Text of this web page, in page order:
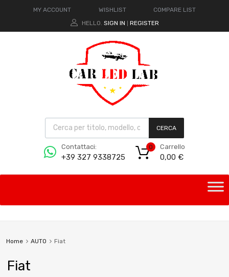
MY ACCOUNT WISHLIST
COMPARE LIST
HELLO. SIGN IN REGISTER
CERCA
Contattaci:
+39 327 9338725
Carrello
0,00 €
0
Home AUTO Fiat
Fiat